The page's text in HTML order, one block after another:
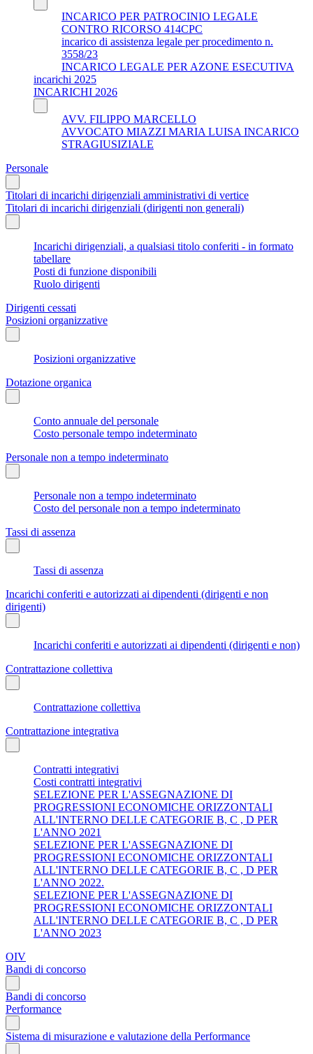
INCARICO PER PATROCINIO LEGALE
CONTRO RICORSO 414CPC
incarico di assistenza legale per procedimento n.
3558/23
INCARICO LEGALE PER AZONE ESECUTIVA
incarichi 2025
INCARICHI 2026
AVV. FILIPPO MARCELLO
AVVOCATO MIAZZI MARIA LUISA INCARICO
STRAGIUSIZIALE
Personale
Titolari di incarichi dirigenziali amministrativi di vertice
Titolari di incarichi dirigenziali (dirigenti non generali)
Incarichi dirigenziali, a qualsiasi titolo conferiti - in formato
tabellare
Posti di funzione disponibili
Ruolo dirigenti
Dirigenti cessati
Posizioni organizzative
Posizioni organizzative
Dotazione organica
Conto annuale del personale
Costo personale tempo indeterminato
Personale non a tempo indeterminato
Personale non a tempo indeterminato
Costo del personale non a tempo indeterminato
Tassi di assenza
Tassi di assenza
Incarichi conferiti e autorizzati ai dipendenti (dirigenti e non
dirigenti)
Incarichi conferiti e autorizzati ai dipendenti (dirigenti e non)
Contrattazione collettiva
Contrattazione collettiva
Contrattazione integrativa
Contratti integrativi
Costi contratti integrativi
SELEZIONE PER L'ASSEGNAZIONE DI
PROGRESSIONI ECONOMICHE ORIZZONTALI
ALL'INTERNO DELLE CATEGORIE B, C , D PER
L'ANNO 2021
SELEZIONE PER L'ASSEGNAZIONE DI
PROGRESSIONI ECONOMICHE ORIZZONTALI
ALL'INTERNO DELLE CATEGORIE B, C , D PER
L'ANNO 2022.
SELEZIONE PER L'ASSEGNAZIONE DI
PROGRESSIONI ECONOMICHE ORIZZONTALI
ALL'INTERNO DELLE CATEGORIE B, C , D PER
L'ANNO 2023
OIV
Bandi di concorso
Bandi di concorso
Performance
Sistema di misurazione e valutazione della Performance